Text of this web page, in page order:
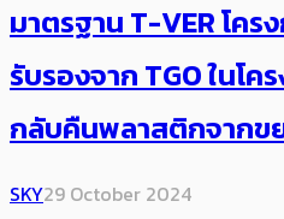
มาตรฐาน T-VER โคร
รับรองจาก​ TGO ในโ
กลับคืนพลาสติกจากข
SKY29 October 2024